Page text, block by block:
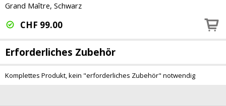
Grand Maître, Schwarz
CHF 99.00
Erforderliches Zubehör
Komplettes Produkt, kein "erforderliches Zubehör" notwendig